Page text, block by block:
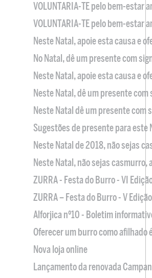
VOLUNTARIA-TE pelo bem-estar
VOLUNTARIA-TE pelo bem-estar
Neste Natal, apoie esta causa e
No Natal, dê um presente com
Neste Natal, apoie esta causa e
Neste Natal, dê um presente
Neste Natal dê um presente
Sugestões de presente para este
Neste Natal de 2018, não sejas
Neste Natal, não sejas
ZURRA - Festa do Burro - VI
ZURRA – Festa do Burro - V Edição
Alforjica nº10 - Boletim
Oferecer um burro como afilhado
Nova loja online
Lançamento da renovada